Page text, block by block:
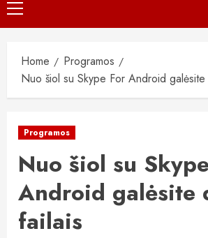
Primary
Menu
Home
Programos
Nuo šiol su Skype For Android galėsite
Programos
Nuo šiol su
Android galėsite
failais